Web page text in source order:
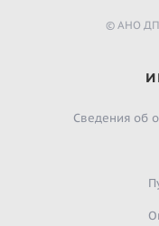
© АНО
Сведения об